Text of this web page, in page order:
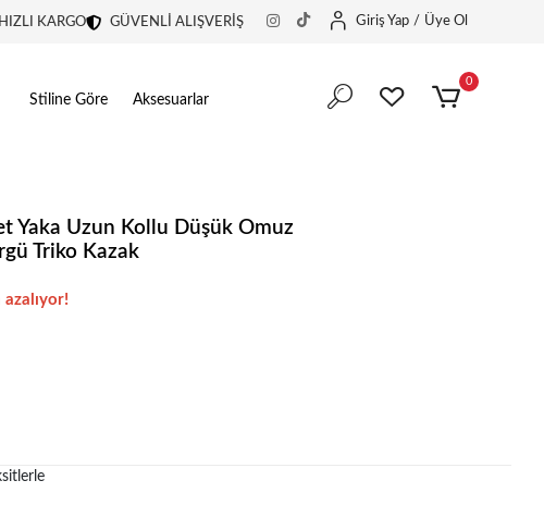
HIZLI KARGO GÜVENLİ ALIŞVERİŞ Giriş Yap / Üye Ol
Stiline Göre Aksesuarlar
0
Yaka Uzun Kollu Düşük Omuz
Triko Kazak
azalıyor!